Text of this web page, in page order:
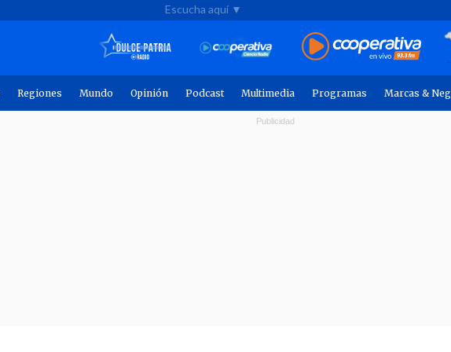
Escucha aquí ▼
Regiones Mundo Opinión Podcast Multimedia Programas Marcas &